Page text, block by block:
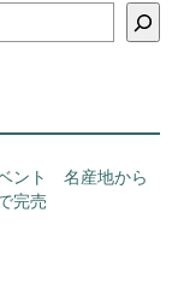
ント 名産地から
完売